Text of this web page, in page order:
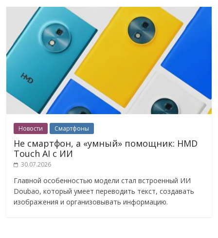
Новости Смартфоны
Не смартфон, а «умный» помощник: HMD
Touch AI с ИИ
30.07.2026
Главной особенностью модели стал встроенный ИИ
Doubao, который умеет переводить текст, создавать
изображения и организовывать информацию.